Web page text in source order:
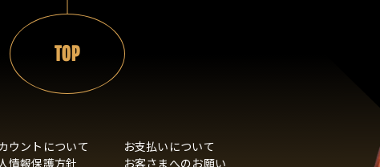
TOP
ウントについて
お支払いについて
情報保護方針 お客さまへのお願い